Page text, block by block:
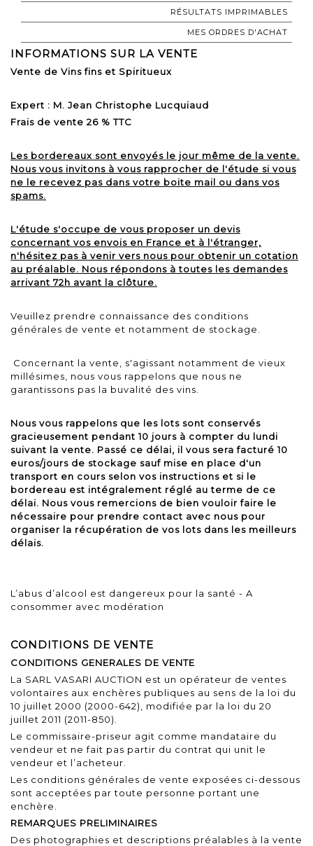
RÉSULTATS IMPRIMABLES
MES ORDRES D'ACHAT
INFORMATIONS SUR LA VENTE
Vente de Vins fins et Spiritueux
Expert : M. Jean Christophe Lucquiaud
Frais de vente 26 % TTC
Les bordereaux sont envoyés le jour même de la vente.
Nous vous invitons à vous rapprocher de l'étude si vous
ne le recevez pas dans votre boite mail ou dans vos
spams.
L'étude s'occupe de vous proposer un devis
concernant vos envois en France et à l'étranger,
n'hésitez pas à venir vers nous pour obtenir un cotation
au préalable. Nous répondons à toutes les demandes
arrivant 72h avant la clôture.
Veuillez prendre connaissance des conditions
générales de vente et notamment de stockage.
Concernant la vente, s'agissant notamment de vieux
millésimes, nous vous rappelons que nous ne
garantissons pas la buvalité des vins.
Nous vous rappelons que les lots sont conservés
gracieusement pendant 10 jours à compter du lundi
suivant la vente. Passé ce délai, il vous sera facturé 10
euros/jours de stockage sauf mise en place d'un
transport en cours selon vos instructions et si le
bordereau est intégralement réglé au terme de ce
délai. Nous vous remercions de bien vouloir faire le
nécessaire pour prendre contact avec nous pour
organiser la récupération de vos lots dans les meilleurs
délais.
L’abus d’alcool est dangereux pour la santé - A
consommer avec modération
CONDITIONS DE VENTE
CONDITIONS GENERALES DE VENTE
La SARL VASARI AUCTION est un opérateur de ventes
volontaires aux enchères publiques au sens de la loi du
10 juillet 2000 (2000-642), modifiée par la loi du 20
juillet 2011 (2011-850).
Le commissaire-priseur agit comme mandataire du
vendeur et ne fait pas partir du contrat qui unit le
vendeur et l’acheteur.
Les conditions générales de vente exposées ci-dessous
sont acceptées par toute personne portant une
enchère.
REMARQUES PRELIMINAIRES
Des photographies et descriptions préalables à la vente